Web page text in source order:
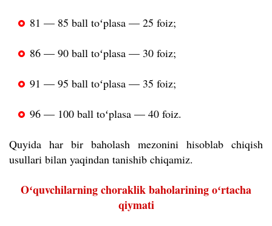
81 — 85 ball toʻplasa — 25 foiz;
86 — 90 ball toʻplasa — 30 foiz;
91 — 95 ball toʻplasa — 35 foiz;
96 — 100 ball toʻplasa — 40 foiz.
Quyida har bir baholash mezonini hisoblab chiqish
usullari bilan yaqindan tanishib chiqamiz.
Oʻquvchilarning choraklik baholarining oʻrtacha
qiymati